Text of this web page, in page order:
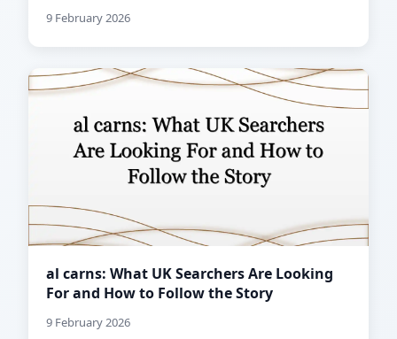
9 February 2026
al carns: What UK Searchers Are Looking
For and How to Follow the Story
9 February 2026